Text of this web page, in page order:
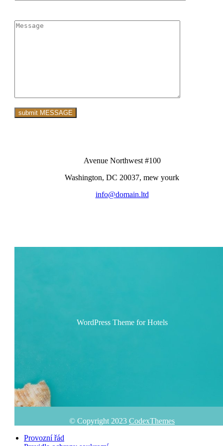
Avenue Northwest #100
Washington, DC 20037, mew yourk
info@domain.ltd
WordPress Theme for Hotels
© Copyright 2023 CodexThemes
Provozní řád